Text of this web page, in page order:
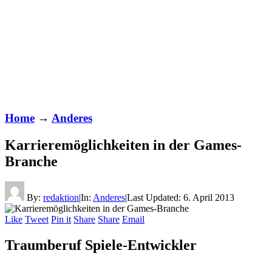
Home → Anderes
Karrieremöglichkeiten in der Games-
Branche
By: redaktion|In: Anderes|Last Updated: 6. April 2013
Like Tweet Pin it Share Share Email
Traumberuf Spiele-Entwickler